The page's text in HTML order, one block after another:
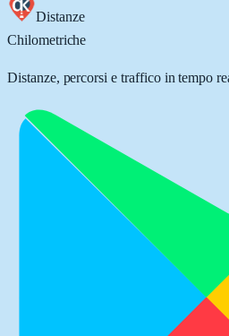
Distanze
Chilometriche
Distanze, percorsi e traffico in tempo